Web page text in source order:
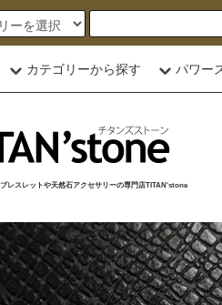
カテゴリーから探す パワー
レスレットや天然石アクセサリーの専門店TITAN'stone